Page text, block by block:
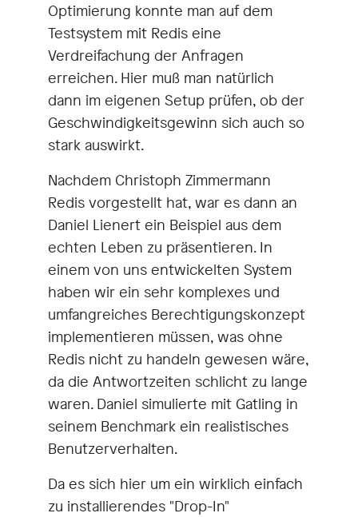
Optimierung konnte man auf dem
Testsystem mit Redis eine
Verdreifachung der Anfragen
erreichen. Hier muß man natürlich
dann im eigenen Setup prüfen, ob der
Geschwindigkeitsgewinn sich auch so
stark auswirkt.
Nachdem Christoph Zimmermann
Redis vorgestellt hat, war es dann an
Daniel Lienert ein Beispiel aus dem
echten Leben zu präsentieren. In
einem von uns entwickelten System
haben wir ein sehr komplexes und
umfangreiches Berechtigungskonzept
implementieren müssen, was ohne
Redis nicht zu handeln gewesen wäre,
da die Antwortzeiten schlicht zu lange
waren. Daniel simulierte mit Gatling in
seinem Benchmark ein realistisches
Benutzerverhalten.
Da es sich hier um ein wirklich einfach
zu installierendes "Drop-In"